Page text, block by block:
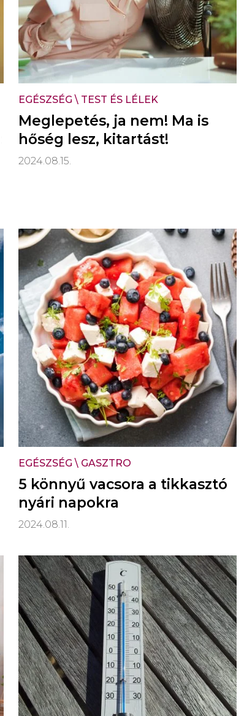
EGÉSZSÉG \ TEST ÉS LÉLEK
Meglepetés, ja nem! Ma is
hőség lesz, kitartást!
2024.08.15.
EGÉSZSÉG \ GASZTRO
5 könnyű vacsora a tikkasztó
nyári napokra
2024.08.11.